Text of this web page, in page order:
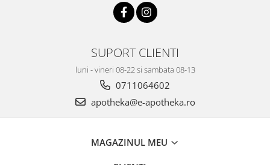
SUPORT CLIENTI
luni - vineri 08-22 si sambata 08-13
0711064602
apotheka@e-apotheka.ro
MAGAZINUL MEU